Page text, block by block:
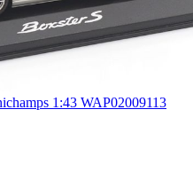
1:43 WAP02009113